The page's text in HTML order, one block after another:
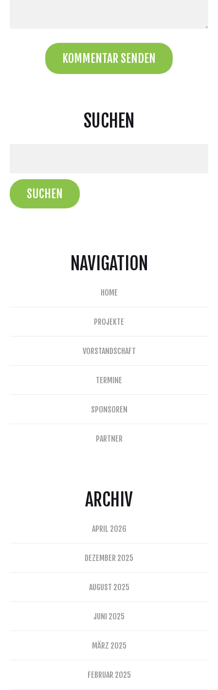
SUCHEN
NAVIGATION
HOME
PROJEKTE
VORSTANDSCHAFT
TERMINE
SPONSOREN
PARTNER
ARCHIV
APRIL 2026
DEZEMBER 2025
AUGUST 2025
JUNI 2025
MÄRZ 2025
FEBRUAR 2025